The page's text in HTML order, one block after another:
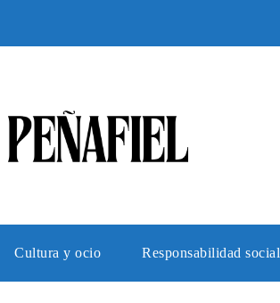
Cultura y ocio Responsabilidad social